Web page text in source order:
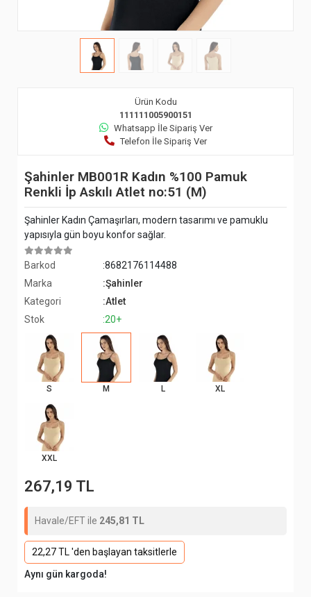
Ürün Kodu
111111005900151
Whatsapp İle Sipariş Ver
Telefon İle Sipariş Ver
Şahinler MB001R Kadın %100 Pamuk
Renkli İp Askılı Atlet no:51 (M)
Şahinler Kadın Çamaşırları, modern tasarımı ve pamuklu
yapısıyla gün boyu konfor sağlar.
Barkod
:8682176114488
Marka
:Şahinler
Kategori
:Atlet
Stok
:20+
S M L XL
XXL
267,19 TL
Havale/EFT ile 245,81 TL
22,27 TL 'den başlayan taksitlerle
Aynı gün kargoda!